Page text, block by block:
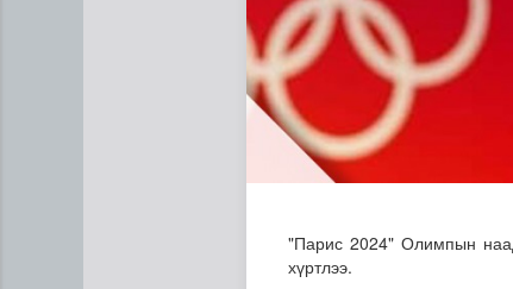
"Парис 2024" Олимпын
хүртлээ.